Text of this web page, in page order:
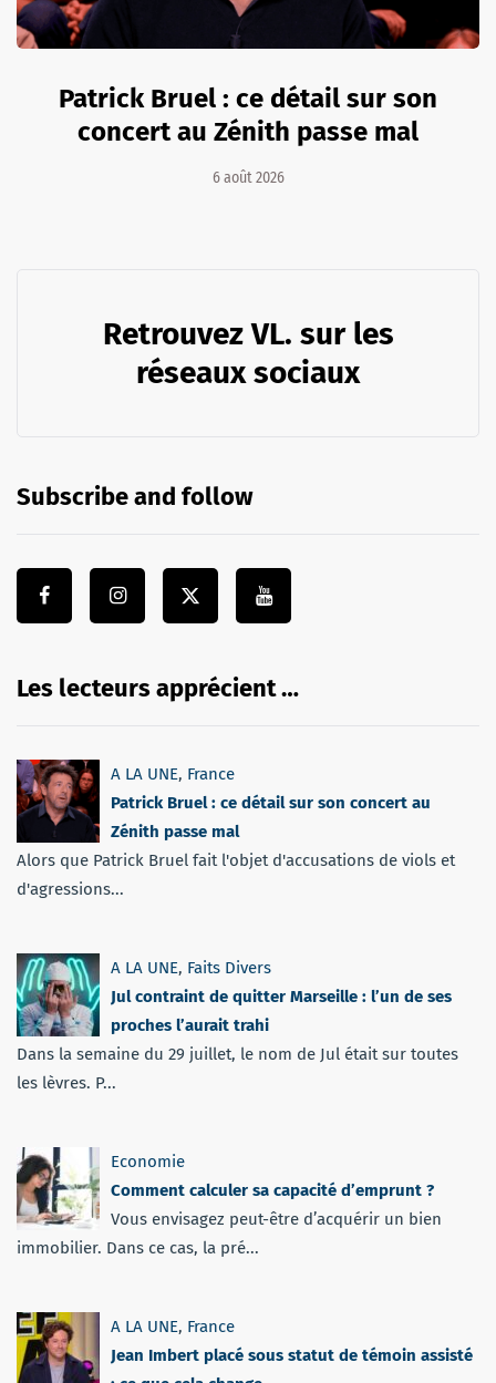
Patrick Bruel : ce détail sur son
concert au Zénith passe mal
6 août 2026
Retrouvez VL. sur les
réseaux sociaux
Subscribe and follow
Les lecteurs apprécient …
A LA UNE, France
Patrick Bruel : ce détail sur son concert au
Zénith passe mal
Alors que Patrick Bruel fait l'objet d'accusations de viols et
d'agressions...
A LA UNE, Faits Divers
Jul contraint de quitter Marseille : l’un de ses
proches l’aurait trahi
Dans la semaine du 29 juillet, le nom de Jul était sur toutes
les lèvres. P...
Economie
Comment calculer sa capacité d’emprunt ?
Vous envisagez peut-être d’acquérir un bien
immobilier. Dans ce cas, la pré...
A LA UNE, France
Jean Imbert placé sous statut de témoin assisté